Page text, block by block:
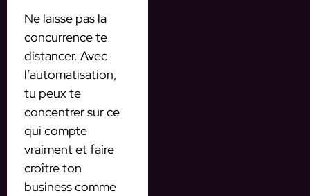
Ne laisse pas la
concurrence te
distancer. Avec
l’automatisation,
tu peux te
concentrer sur ce
qui compte
vraiment et faire
croître ton
business comme